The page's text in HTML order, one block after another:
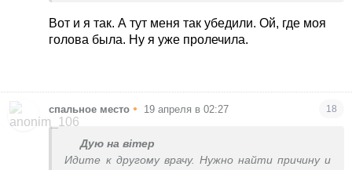
всегда стараюсь лишний раз не принимать без
острой надобности
Вот и я так. А тут меня так убедили. Ой, где моя
голова была. Ну я уже пролечила.
спальное место • 19 апреля в 02:27 18
Дую на вітер
Идите к другому врачу. Нужно найти причину и